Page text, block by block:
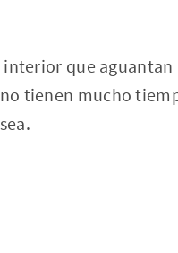
que aguantan
tienen mucho